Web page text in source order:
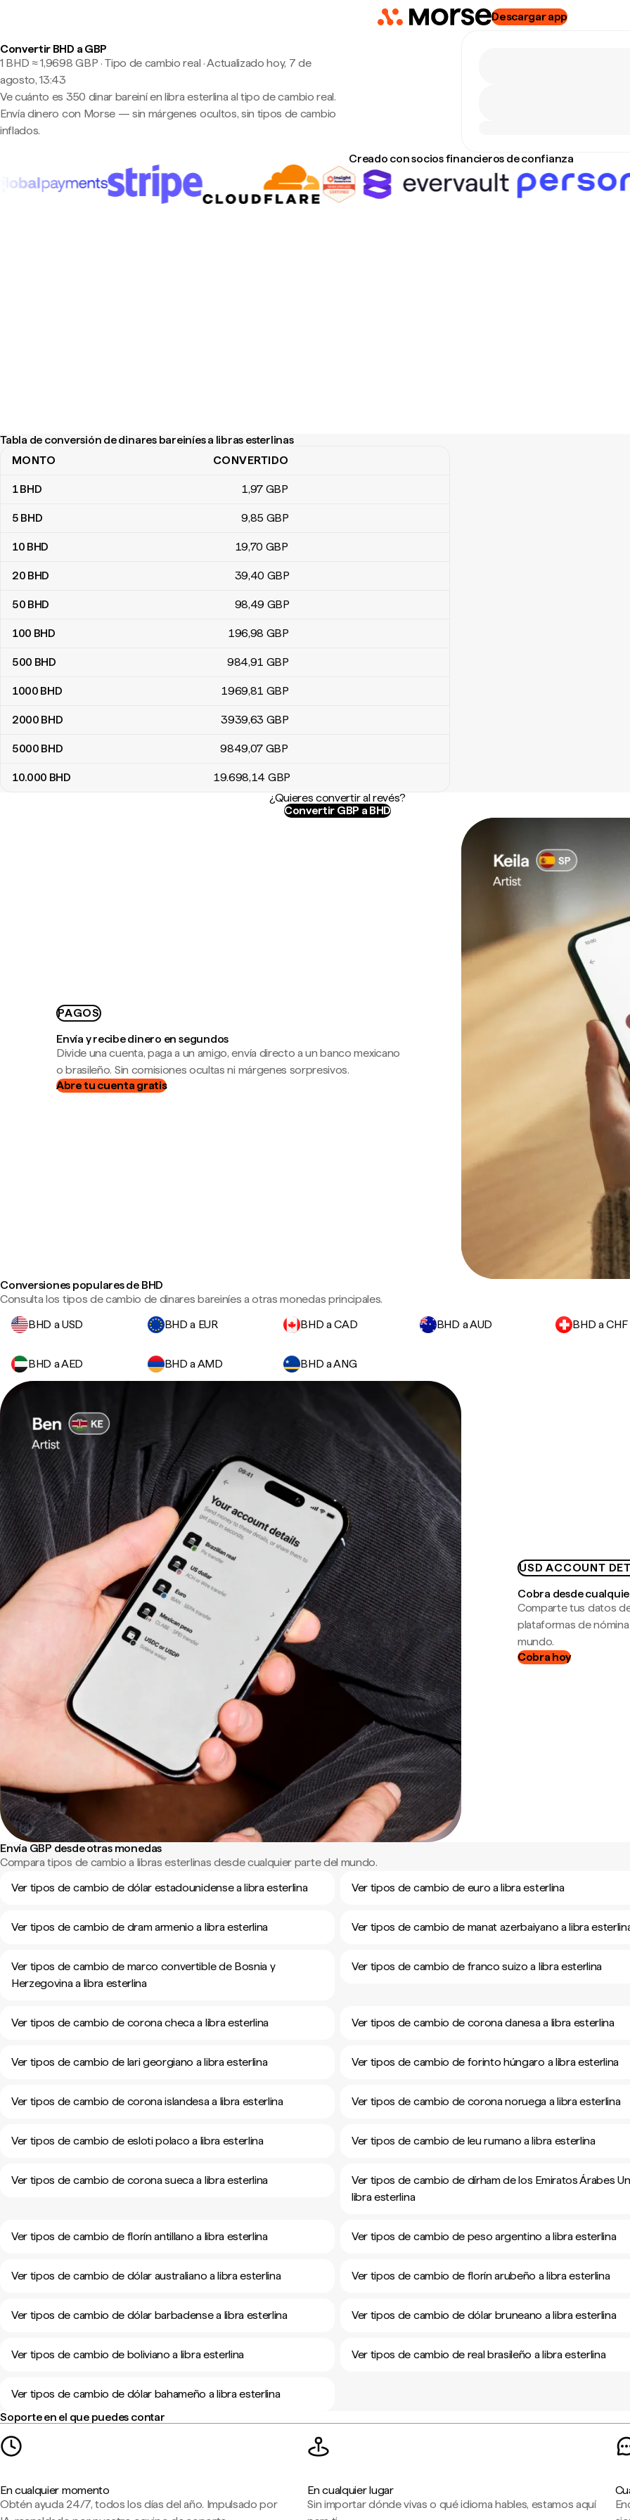
Descargar app
Convertir BHD a GBP
1 BHD ≈ 1,9698 GBP · Tipo de cambio real ·Actualizado hoy, 7 de
agosto, 13:43
Ve cuánto es 350 dinar bareiní en libra esterlina al tipo de cambio real.
Envía dinero con Morse — sin márgenes ocultos, sin tipos de cambio
inflados.
Creado con socios financieros de confianza
Tabla de conversión de dinares bareiníes a libras esterlinas
Tabla de conversión de dinares bareiníes a libras esterlinas
MONTO CONVERTIDO
1BHD 1,97 GBP
5 BHD 9,85 GBP
10 BHD 19,70 GBP
20 BHD 39,40 GBP
50 BHD 98,49 GBP
100 BHD 196,98 GBP
500 BHD 984,91 GBP
1000 BHD 1969,81 GBP
2000 BHD 3939,63 GBP
5000 BHD 9849,07 GBP
10.000 BHD 19.698,14 GBP
¿Quieres convertir al revés?
Convertir GBP a BHD
PAGOS
Envía y recibe dinero en segundos
Divide una cuenta, paga a un amigo, envía directo a un banco mexicano
o brasileño. Sin comisiones ocultas ni márgenes sorpresivos.
Abre tu cuenta gratis
Conversiones populares de BHD
Consulta los tipos de cambio de dinares bareiníes a otras monedas principales.
BHD a USD
BHD a EUR BHD a CAD BHD a AUD BHD a CHF
BHD a AED BHD a AMD BHD a ANG
USD ACCOUNT
Cobra desde
Comparte tus datos
plataformas de
mundo.
Cobra hoy
Envía GBP desde otras monedas
Compara tipos de cambio a libras esterlinas desde cualquier parte del mundo.
Ver tipos de cambio de dólar estadounidense a libra esterlina
Ver tipos de cambio de euro a libra esterlina
Ver tipos de cambio de dram armenio a libra esterlina Ver tipos de cambio de manat azerbaiyano a libra
Ver tipos de cambio de marco convertible de Bosnia y
Herzegovina a libra esterlina
Ver tipos de cambio de franco suizo a libra esterlina
Ver tipos de cambio de corona checa a libra esterlina Ver tipos de cambio de corona danesa a libra esterlina
Ver tipos de cambio de lari georgiano a libra esterlina Ver tipos de cambio de forinto húngaro a libra esterlina
Ver tipos de cambio de corona islandesa a libra esterlina Ver tipos de cambio de corona noruega a libra esterlina
Ver tipos de cambio de esloti polaco a libra esterlina Ver tipos de cambio de leu rumano a libra esterlina
Ver tipos de cambio de corona sueca a libra esterlina
Ver tipos de cambio de dírham de los Emiratos Árabes
libra esterlina
Ver tipos de cambio de florín antillano a libra esterlina Ver tipos de cambio de peso argentino a libra esterlina
Ver tipos de cambio de dólar australiano a libra esterlina Ver tipos de cambio de florín arubeño a libra esterlina
Ver tipos de cambio de dólar barbadense a libra esterlina Ver tipos de cambio de dólar bruneano a libra esterlina
Ver tipos de cambio de boliviano a libra esterlina Ver tipos de cambio de real brasileño a libra esterlina
Ver tipos de cambio de dólar bahameño a libra esterlina
Soporte en el que puedes contar
En cualquier momento
Obtén ayuda 24/7, todos los días del año. Impulsado por
En cualquier lugar
Sin importar dónde vivas o qué idioma hables, estamos aquí